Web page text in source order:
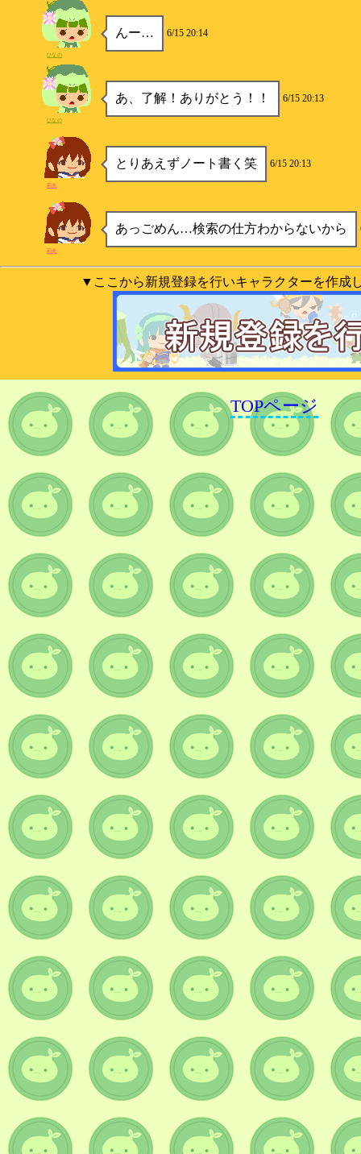
んー… 6/15 20:14
ひなの
あ、了解！ありがとう！！ 6/15 20:13
ひなの
とりあえずノート書く笑 6/15 20:13
莉央
あっごめん…検索の仕方わからないから
莉央
▼ここから新規登録を行いキャラクターを作成
TOPページ